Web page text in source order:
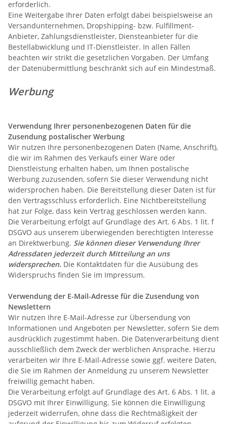
erforderlich.
Eine Weitergabe Ihrer Daten erfolgt dabei beispielsweise an
Versandunternehmen, Dropshipping- bzw. Fulfillment-
Anbieter, Zahlungsdienstleister, Diensteanbieter für die
Bestellabwicklung und IT-Dienstleister. In allen Fällen
beachten wir strikt die gesetzlichen Vorgaben. Der Umfang
der Datenübermittlung beschränkt sich auf ein Mindestmaß.
Werbung
Verwendung Ihrer personenbezogenen Daten für die
Zusendung postalischer Werbung
Wir nutzen Ihre personenbezogenen Daten (Name, Anschrift),
die wir im Rahmen des Verkaufs einer Ware oder
Dienstleistung erhalten haben, um Ihnen postalische
Werbung zuzusenden, sofern Sie dieser Verwendung nicht
widersprochen haben. Die Bereitstellung dieser Daten ist für
den Vertragsschluss erforderlich. Eine Nichtbereitstellung
hat zur Folge, dass kein Vertrag geschlossen werden kann.
Die Verarbeitung erfolgt auf Grundlage des Art. 6 Abs. 1 lit. f
DSGVO aus unserem überwiegenden berechtigten Interesse
an Direktwerbung. Sie können dieser Verwendung Ihrer
Adressdaten jederzeit durch Mitteilung an uns
widersprechen. Die Kontaktdaten für die Ausübung des
Widerspruchs finden Sie im Impressum.
Verwendung der E-Mail-Adresse für die Zusendung von
Newslettern
Wir nutzen Ihre E-Mail-Adresse zur Übersendung von
Informationen und Angeboten per Newsletter, sofern Sie dem
ausdrücklich zugestimmt haben. Die Datenverarbeitung dient
ausschließlich dem Zweck der werblichen Ansprache. Hierzu
verarbeiten wir Ihre E-Mail-Adresse sowie ggf. weitere Daten,
die Sie im Rahmen der Anmeldung zu unserem Newsletter
freiwillig gemacht haben.
Die Verarbeitung erfolgt auf Grundlage des Art. 6 Abs. 1 lit. a
DSGVO mit Ihrer Einwilligung. Sie können die Einwilligung
jederzeit widerrufen, ohne dass die Rechtmäßigkeit der